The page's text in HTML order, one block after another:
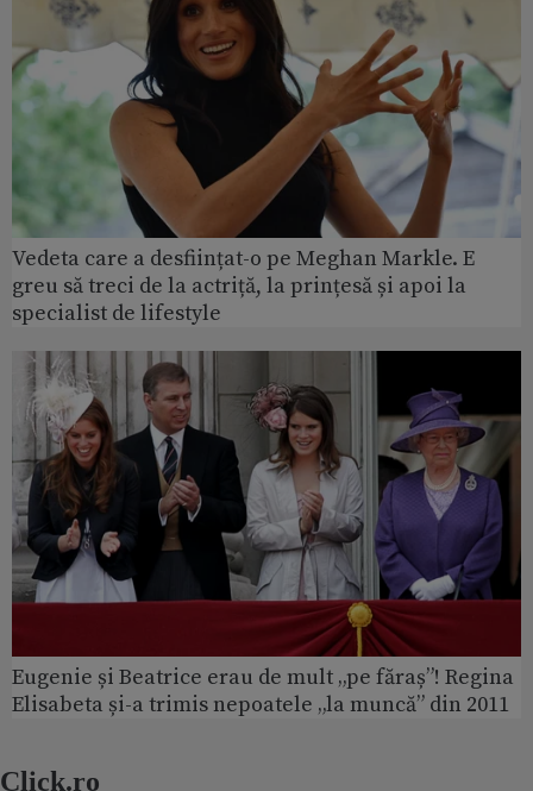
Vedeta care a desființat-o pe Meghan Markle. E
greu să treci de la actriță, la prințesă și apoi la
specialist de lifestyle
Eugenie și Beatrice erau de mult „pe făraș”! Regina
Elisabeta și-a trimis nepoatele „la muncă” din 2011
Click.ro